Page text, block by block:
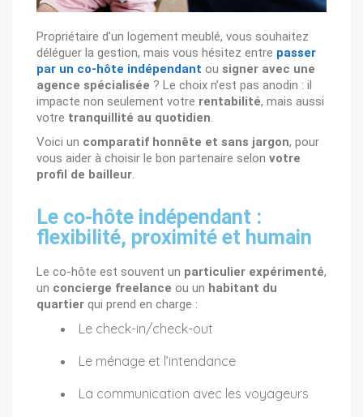
Propriétaire d’un logement meublé, vous souhaitez
déléguer la gestion, mais vous hésitez entre passer
par un co-hôte indépendant ou signer avec une
agence spécialisée ? Le choix n’est pas anodin : il
impacte non seulement votre rentabilité, mais aussi
votre tranquillité au quotidien.
Voici un comparatif honnête et sans jargon, pour
vous aider à choisir le bon partenaire selon votre
profil de bailleur.
Le co-hôte indépendant :
flexibilité, proximité et humain
Le co-hôte est souvent un particulier expérimenté,
un concierge freelance ou un habitant du
quartier qui prend en charge :
Le check-in/check-out
Le ménage et l’intendance
La communication avec les voyageurs